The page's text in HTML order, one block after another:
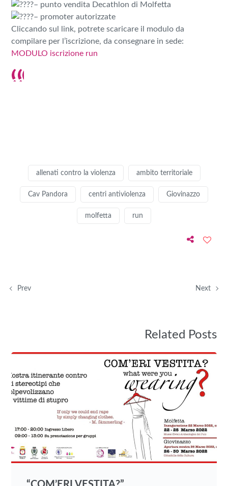
– punto vendita Decathlon di Molfetta
– promoter autorizzate
Cliccando sul link, potrete scaricare il modulo da
compilare per l’iscrizione, da consegnare in sede:
MODULO iscrizione run
allenati contro la violenza ambito territoriale
Cav Pandora centri antiviolenza Giovinazzo
molfetta run
Prev Next
Related Posts